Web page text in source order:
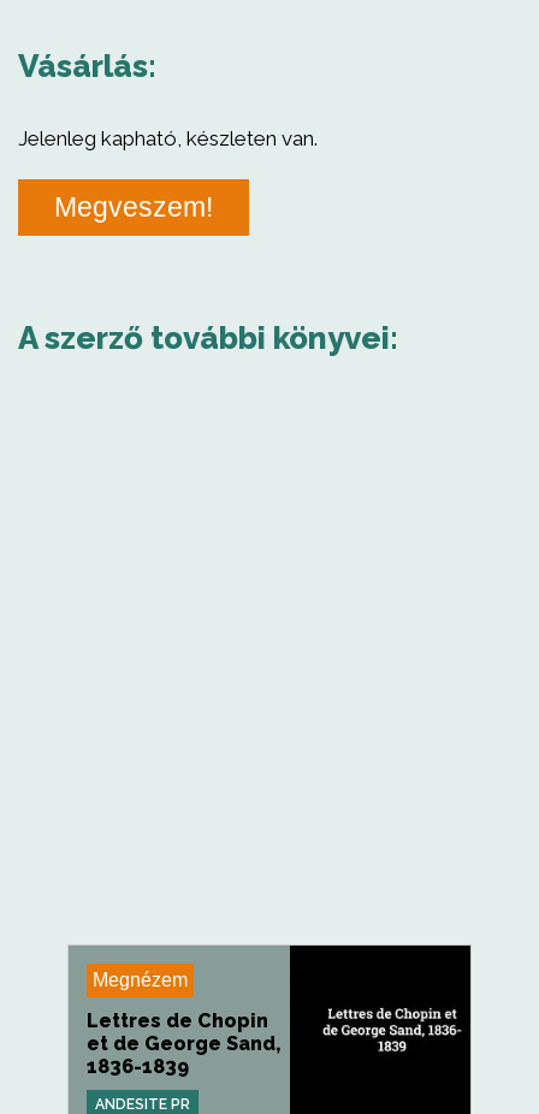
Vásárlás:
Jelenleg kapható, készleten van.
Megveszem!
A szerző további könyvei:
Megnézem
Lettres de Chopin
et de George Sand,
1836-1839
ANDESITE PR